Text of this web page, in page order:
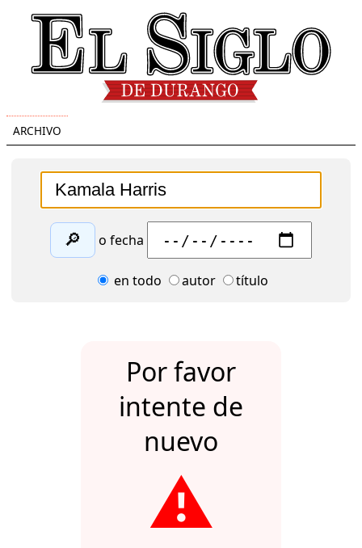
ARCHIVO
🔎 o fecha
en todo autor título
Por favor
intente de
nuevo
⚠️